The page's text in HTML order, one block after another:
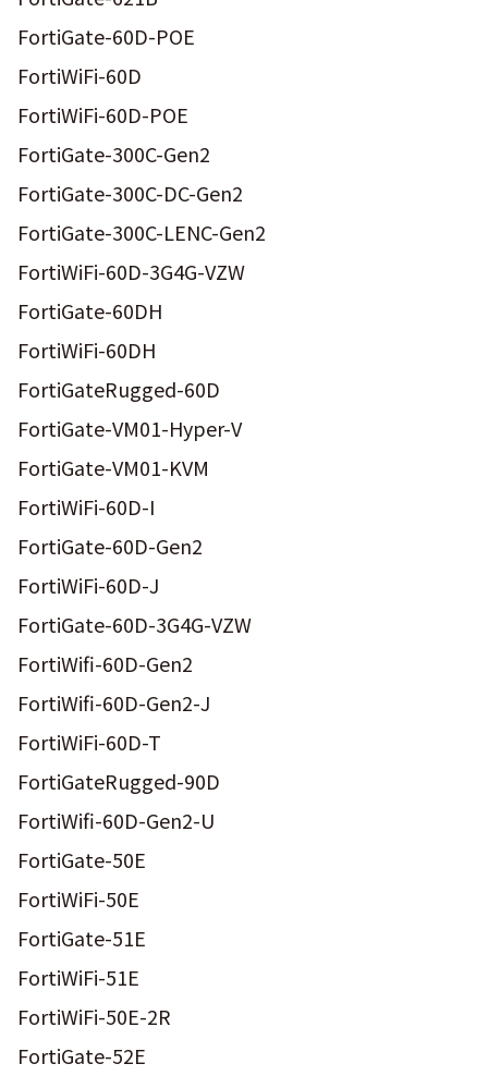
FortiGate-60D-POE
FortiWiFi-60D
FortiWiFi-60D-POE
FortiGate-300C-Gen2
FortiGate-300C-DC-Gen2
FortiGate-300C-LENC-Gen2
FortiWiFi-60D-3G4G-VZW
FortiGate-60DH
FortiWiFi-60DH
FortiGateRugged-60D
FortiGate-VM01-Hyper-V
FortiGate-VM01-KVM
FortiWiFi-60D-I
FortiGate-60D-Gen2
FortiWiFi-60D-J
FortiGate-60D-3G4G-VZW
FortiWifi-60D-Gen2
FortiWifi-60D-Gen2-J
FortiWiFi-60D-T
FortiGateRugged-90D
FortiWifi-60D-Gen2-U
FortiGate-50E
FortiWiFi-50E
FortiGate-51E
FortiWiFi-51E
FortiWiFi-50E-2R
FortiGate-52E